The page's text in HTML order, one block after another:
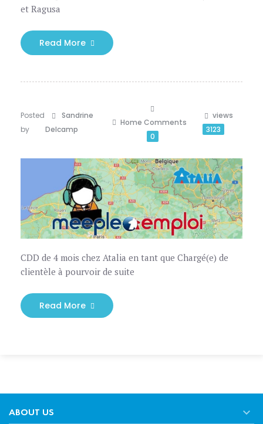
et Ragusa
Read More
Posted
by
Sandrine
Delcamp
Home Comments
0
views
3123
CDD de 4 mois chez Atalia en tant que Chargé(e) de
clientèle à pourvoir de suite
Read More
ABOUT US 